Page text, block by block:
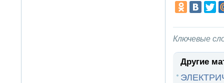
Ключевые
Другие